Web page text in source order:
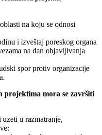
na koju se odnosi
i izveštaj poreskog organa
na dan objavljivanja
spor protiv organizacije
projektima mora se završiti
u razmatranje,